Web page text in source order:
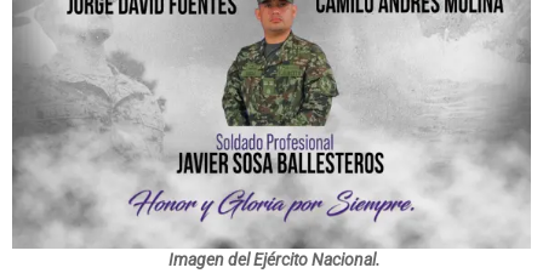
Imagen del Ejército Nacional.